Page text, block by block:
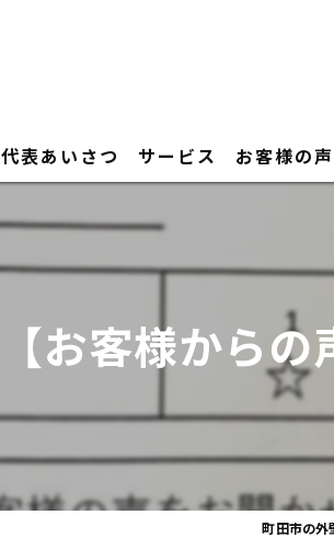
代表あいさつ サービス お客様の声
【お客様からの
町田市の外